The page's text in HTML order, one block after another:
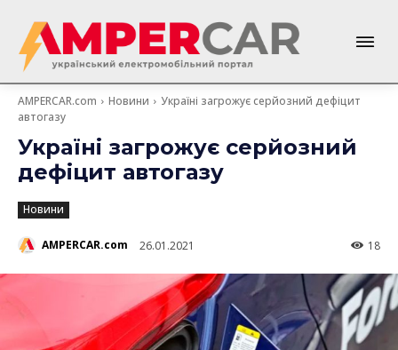
AMPERCAR.com Новини
Україні загрожує серйозний дефіцит
автогазу
Україні загрожує серйозний
дефіцит автогазу
Новини
AMPERCAR.com 26.01.2021 18